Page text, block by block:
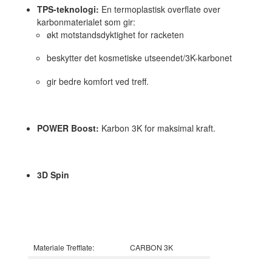
TPS-teknologi: En termoplastisk overflate over
karbonmaterialet som gir:
økt motstandsdyktighet for racketen
beskytter det kosmetiske utseendet/3K-karbonet
gir bedre komfort ved treff.
POWER Boost: Karbon 3K for maksimal kraft.
3D Spin
Materiale Trefflate:
CARBON 3K